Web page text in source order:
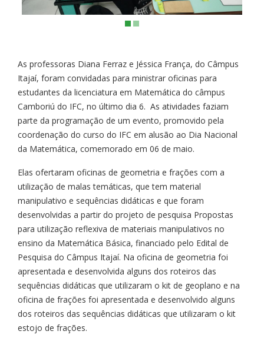
As professoras Diana Ferraz e Jéssica França, do Câmpus
Itajaí, foram convidadas para ministrar oficinas para
estudantes da licenciatura em Matemática do câmpus
Camboriú do IFC, no último dia 6. As atividades faziam
parte da programação de um evento, promovido pela
coordenação do curso do IFC em alusão ao Dia Nacional
da Matemática, comemorado em 06 de maio.
Elas ofertaram oficinas de geometria e frações com a
utilização de malas temáticas, que tem material
manipulativo e sequências didáticas e que foram
desenvolvidas a partir do projeto de pesquisa Propostas
para utilização reflexiva de materiais manipulativos no
ensino da Matemática Básica, financiado pelo Edital de
Pesquisa do Câmpus Itajaí. Na oficina de geometria foi
apresentada e desenvolvida alguns dos roteiros das
sequências didáticas que utilizaram o kit de geoplano e na
oficina de frações foi apresentada e desenvolvido alguns
dos roteiros das sequências didáticas que utilizaram o kit
estojo de frações.